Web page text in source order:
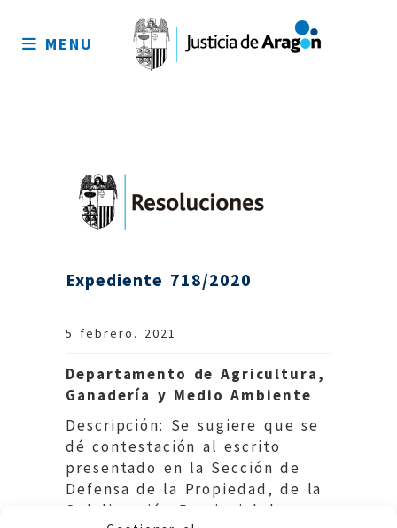
sitio
MENU
Expediente 718/2020
5 febrero. 2021
Departamento de Agricultura,
Ganadería y Medio Ambiente
Descripción: Se sugiere que se
dé contestación al escrito
presentado en la Sección de
Defensa de la Propiedad, de la
Subdirección Provincial de